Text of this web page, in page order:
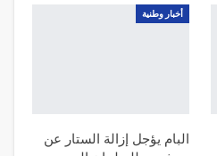
أخبار وطنية
البام يؤجل إزالة الستار عن